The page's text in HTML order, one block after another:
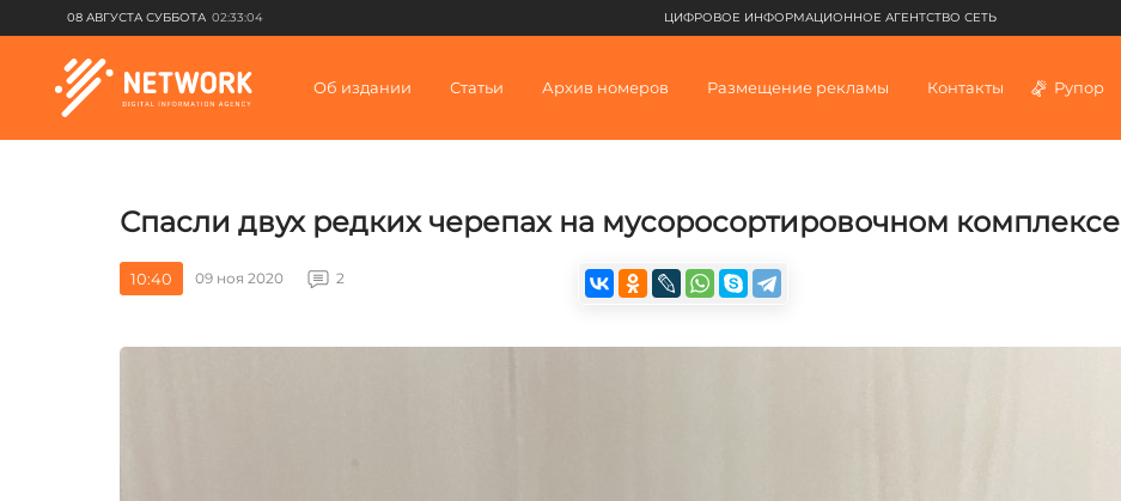
08 АВГУСТА СУББОТА 02:33:04 ЦИФРОВОЕ ИНФОРМАЦИОННОЕ АГЕНТСТВО СЕТЬ
Об издании Статьи Архив номеров Размещение рекламы Контакты Рупор
Спасли двух редких черепах на мусоросортировочном комплексе
10:40 09 ноя 2020 2